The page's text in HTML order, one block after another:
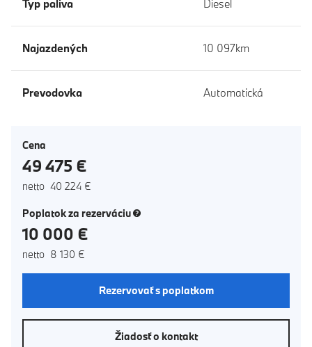
Typ paliva Diesel
Najazdených 10 097km
Prevodovka Automatická
Cena
49 475 €
netto 40 224 €
Poplatok za rezerváciu (nové okno)
10 000 €
netto 8 130 €
Rezervovať s poplatkom
Žiadosť o kontakt